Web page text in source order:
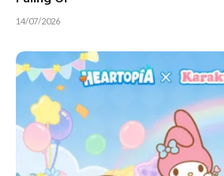
14/07/2026